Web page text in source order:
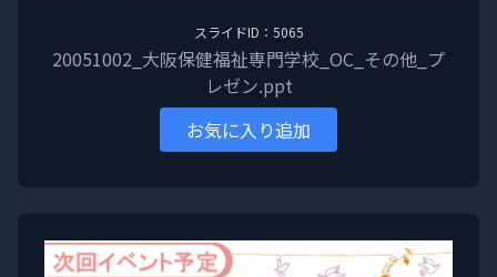
スライドID：5065
20051002_大阪保健福祉専門学校_OC_その他_プ
レゼン.ppt
お気に入り追加